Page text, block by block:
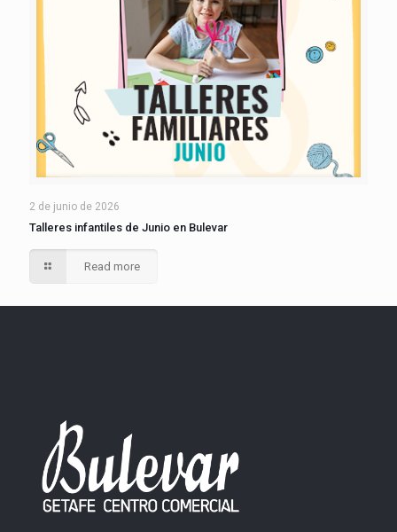
2 de junio de 2026
Talleres infantiles de Junio en Bulevar
Read more